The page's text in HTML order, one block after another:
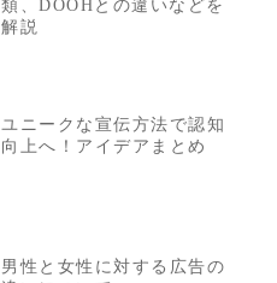
類、DOOHとの違いなどを
解説
ユニークな宣伝方法で認知
向上へ！アイデアまとめ
男性と女性に対する広告の